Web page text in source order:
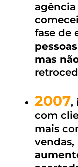
fase de
mas
2007,
com
mais
vendas,